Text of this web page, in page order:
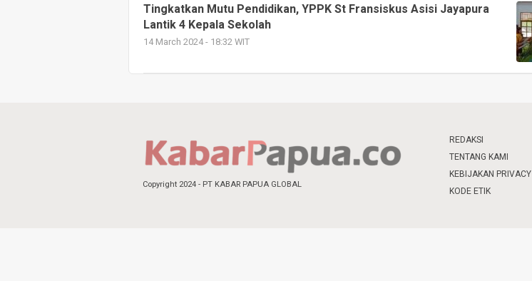
Tingkatkan Mutu Pendidikan, YPPK St Fransiskus Asisi Jayapura
Lantik 4 Kepala Sekolah
14 March 2024 - 18:32 WIT
Copyright 2024 - PT KABAR PAPUA GLOBAL
REDAKSI
TENTANG KAMI
KEBIJAKAN PRIVACY
KODE ETIK